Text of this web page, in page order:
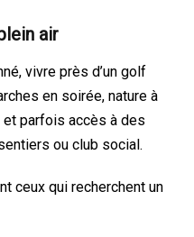
air
vivre près d’un golf
en soirée, nature à
et parfois accès à des
ou club social.
ceux qui recherchent un